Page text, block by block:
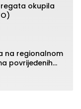
okupila
na regionalnom
povrijeđenih